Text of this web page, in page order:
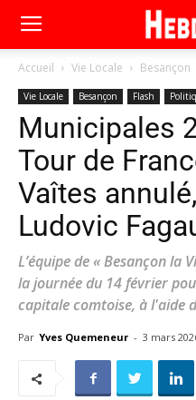
Accueil Vie Locale Besançon
Vie Locale Besançon Flash
Municipales
Tour de
Vaîtes
Ludovic
L’équipe de « Besançon la
la journée du 14 février
capitale comtoise, à l'aide
Par Yves Quemeneur - 3 mars